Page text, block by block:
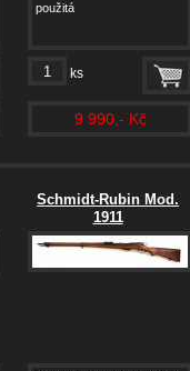
použitá
ks
9 990,- Kč
Schmidt-Rubin Mod.
1911